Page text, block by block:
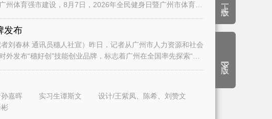
州体育强市建设，8月7日，2026年全民健身日暨广州市体育
发布
春林 通讯员穗人社宣）昨日，记者从广州市人力资源和社会
发布“穗好创”技能创业品牌，标志着广州在全国率先探索“技
陈希、刘赞文